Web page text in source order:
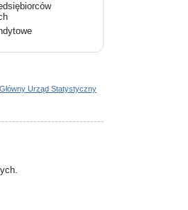
akcyjne
Główny Urząd Statystyczny